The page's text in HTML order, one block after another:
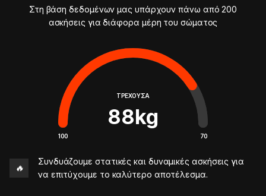
Στη βάση δεδομένων μας υπάρχουν πάνω από 200
ασκήσεις για διάφορα μέρη του σώματος
ΤΡΈΧΟΥΣΑ
88kg
100 70
🔥
Συνδυάζουμε στατικές και δυναμικές ασκήσεις για
να επιτύχουμε το καλύτερο αποτέλεσμα.